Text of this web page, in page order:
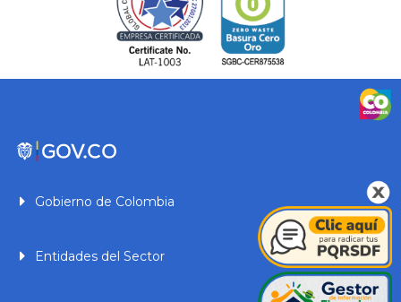
Gobierno de Colombia
Entidades del Sector